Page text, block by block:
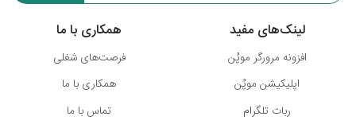
لینک‌های مفید
افزونه مرورگر موپُن
اپلیکیشن موپُن
ربات تلگرام
همکاری با ما
فرصت‌های شغلی
همکاری با ما
تماس با ما